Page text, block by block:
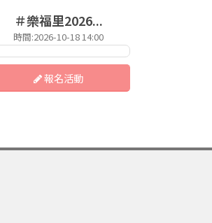
＃樂福里2026...
時間:2026-10-18 14:00
報名活動